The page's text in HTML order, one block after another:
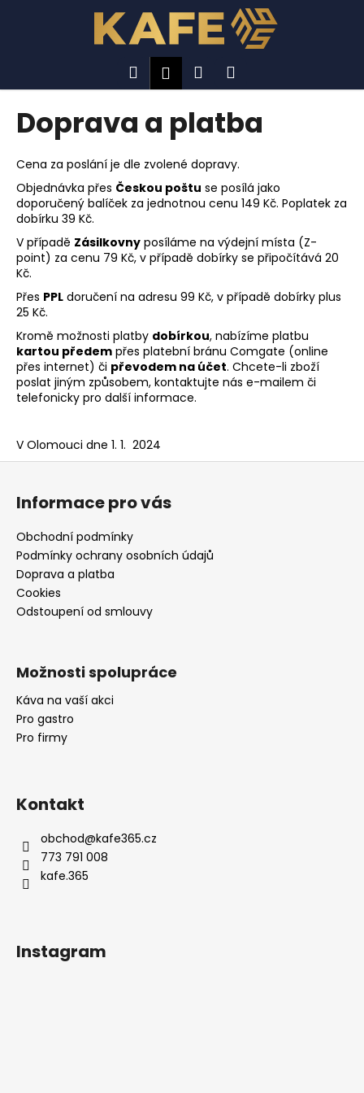
HledatPřihlášení
Nákupní
Doprava a platba
Cena za poslání je dle zvolené dopravy.
Objednávka přes Českou poštu se posílá jako
doporučený balíček za jednotnou cenu 149 Kč. Poplatek za
dobírku 39 Kč.
V případě Zásilkovny posíláme na výdejní místa (Z-
point) za cenu 79 Kč, v případě dobírky se připočítává 20
Kč.
Přes PPL doručení na adresu 99 Kč, v případě dobírky plus
25 Kč.
Kromě možnosti platby dobírkou, nabízíme platbu
kartou předem přes platební bránu Comgate (online
přes internet) či převodem na účet. Chcete-li zboží
poslat jiným způsobem, kontaktujte nás e-mailem či
telefonicky pro další informace.
V Olomouci dne 1. 1. 2024
k C
o
p
t
ř
e
b
u
j
e
t
e
n
a
j
t
?
HLEDAT
o
r
u
č
u
m
BRASILIA
TMAVĚ
Z
Informace pro vás
Obchodní podmínky
Podmínky ochrany osobních údajů
Doprava a platba
Cookies
Odstoupení od smlouvy
Možnosti spolupráce
Káva na vaší akci
Pro gastro
Pro firmy
Kontakt
obchod@kafe365.cz
773 791 008
kafe.365
Instagram